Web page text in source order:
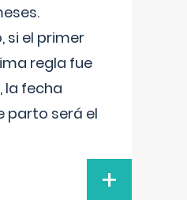
si el primer
regla fue
la fecha
parto será el
+